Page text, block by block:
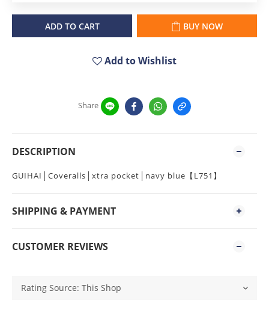
ADD TO CART BUY NOW
Add to Wishlist
Share
DESCRIPTION
GUIHAI│Coveralls│xtra pocket│navy blue【L751】
SHIPPING & PAYMENT
CUSTOMER REVIEWS